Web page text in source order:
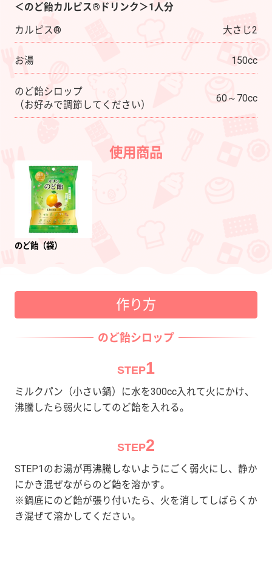
＜のど飴カルピス®ドリンク＞1人分
カルピス®
大さじ2
お湯 150cc
のど飴シロップ
（お好みで調節してください）
60～70cc
使用商品
のど飴（袋）
作り方
のど飴シロップ
STEP1
ミルクパン（小さい鍋）に水を300cc入れて火にかけ、
沸騰したら弱火にしてのど飴を入れる。
STEP2
STEP1のお湯が再沸騰しないようにごく弱火にし、静か
にかき混ぜながらのど飴を溶かす。
※鍋底にのど飴が張り付いたら、火を消してしばらくか
き混ぜて溶かしてください。